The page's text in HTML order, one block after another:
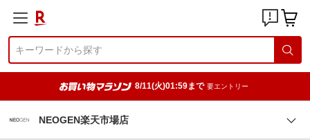
8/11(火)01:59まで 要エントリー
NEOGEN楽天市場店